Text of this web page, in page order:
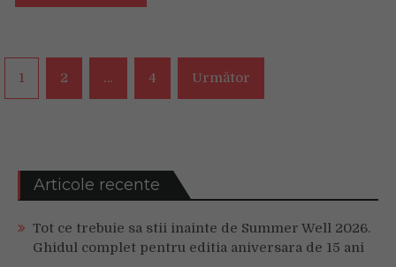
mai
performantă
linie
multisport
Navigare
în
1 2 … 4 Următor
Articole recente
Tot ce trebuie sa stii inainte de Summer Well 2026.
Ghidul complet pentru editia aniversara de 15 ani